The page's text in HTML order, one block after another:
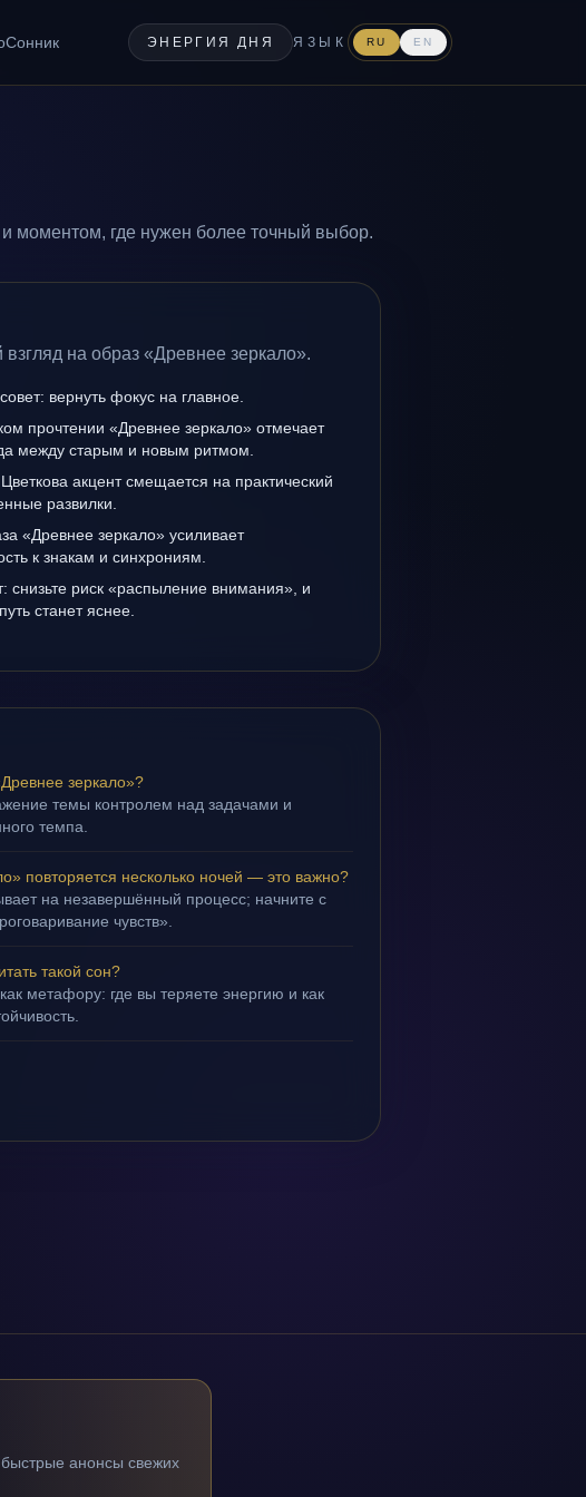
Сонник ЭНЕРГИЯ ДНЯ ЯЗЫК RU EN
моментом, где нужен более точный выбор.
взгляд на образ «Древнее зеркало».
вернуть фокус на главное.
прочтении «Древнее зеркало» отмечает
между старым и новым ритмом.
акцент смещается на практический
развилки.
«Древнее зеркало» усиливает
к знакам и синхрониям.
снизьте риск «распыление внимания», и
станет яснее.
зеркало»?
темы контролем над задачами и
темпа.
повторяется несколько ночей — это важно?
на незавершённый процесс; начните с
чувств».
такой сон?
метафору: где вы теряете энергию и как
анонсы свежих